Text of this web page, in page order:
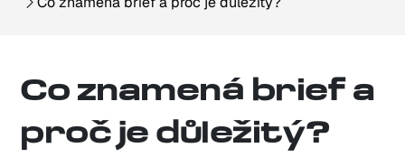
Co znamená brief a
proč je důležitý?